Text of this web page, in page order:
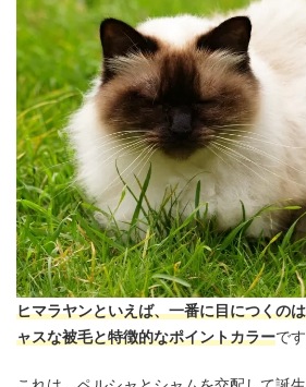
ヒマラヤンといえば、一番に目につくの
ャスな被毛と特徴的なポイントカラーで